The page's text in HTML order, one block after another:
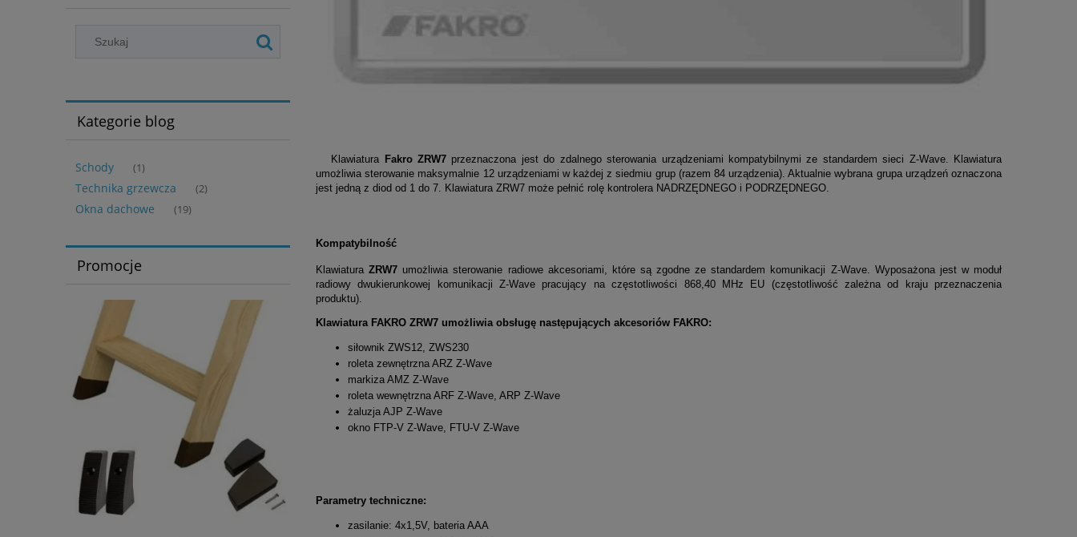
Kategorie blog
Schody (1)
Technika grzewcza (2)
Okna dachowe (19)
Promocje
Klawiatura Fakro ZRW7 przeznaczona jest do zdalnego sterowania urządzeniami kompatybilnymi ze standardem sieci Z-Wave. Klawiatura
umożliwia sterowanie maksymalnie 12 urządzeniami w każdej z siedmiu grup (razem 84 urządzenia). Aktualnie wybrana grupa urządzeń oznaczona
jest jedną z diod od 1 do 7. Klawiatura ZRW7 może pełnić rolę kontrolera NADRZĘDNEGO i PODRZĘDNEGO.
Kompatybilność
KlawiaturaZRW7 umożliwia sterowanie radiowe akcesoriami, które są zgodne ze standardem komunikacji Z-Wave. Wyposażona jest w moduł
radiowy dwukierunkowej komunikacji Z-Wave pracujący na częstotliwości 868,40 MHz EU (częstotliwość zależna od kraju przeznaczenia
produktu).
Klawiatura FAKRO ZRW7 umożliwia obsługę następujących akcesoriów FAKRO:
siłownik ZWS12, ZWS230
roleta zewnętrzna ARZ Z-Wave
markiza AMZ Z-Wave
roleta wewnętrzna ARF Z-Wave, ARP Z-Wave
żaluzja AJP Z-Wave
okno FTP-V Z-Wave, FTU-V Z-Wave
Parametry techniczne:
zasilanie: 4x1,5V, bateria AAA